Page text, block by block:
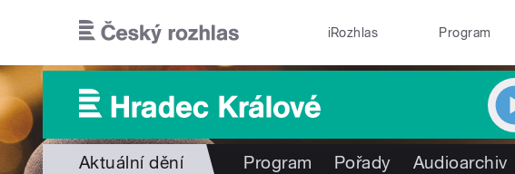
iRozhlas Program
Aktuální dění Program Pořady Audioarchiv